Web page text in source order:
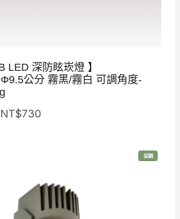
LED 深防眩崁燈 】
公分 霧黑/霧白 可調角度-
NT$730價
N
T
促銷特
價